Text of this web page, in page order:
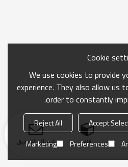
فئة ارسال التحقيق
Cookie
We use cookies to provide
experience. They also allow us
order to constantly
Accept
Reject All
Preferences
Marketing